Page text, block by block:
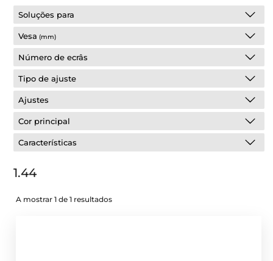
Soluções para
Vesa (mm)
Número de ecrâs
Tipo de ajuste
Ajustes
Cor principal
Características
1.44
A mostrar 1 de 1 resultados